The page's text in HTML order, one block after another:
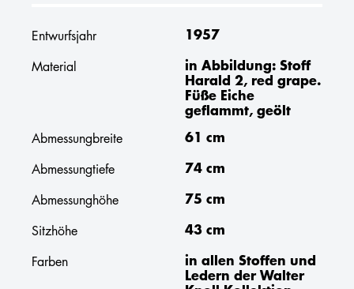
Entwurfsjahr 1957
Material
in Abbildung: Stoff
Harald 2, red grape.
Füße Eiche
geflammt, geölt
Abmessungbreite 61 cm
Abmessungtiefe 74 cm
Abmessunghöhe 75 cm
Sitzhöhe 43 cm
Farben
in allen Stoffen und
Ledern der Walter